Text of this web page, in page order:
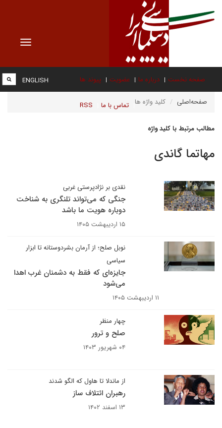
Toggle
صفحه نخست درباره ما عضویت پیوند ها
تماس با ما RSS
ENGLISH
صفحه‌اصلی کلید واژه ها
مطالب مرتبط با کلید واژه
مهاتما گاندی
نقدی بر نژادپرستی غربی
جنگی که می‌تواند تلنگری به شناخت
دوباره هویت ما باشد
۱۵ اردیبهشت ۱۴۰۵
نوبل صلح؛ از آرمان بشردوستانه تا ابزار
سیاسی
جایزه‌ای که فقط به دشمنان غرب اهدا
می‌شود
۱۱ اردیبهشت ۱۴۰۵
چهار منظر
صلح و ترور
۰۴ شهریور ۱۴۰۳
از ماندلا تا هاول که الگو شدند
رهبران ائتلاف ساز
۱۳ اسفند ۱۴۰۲